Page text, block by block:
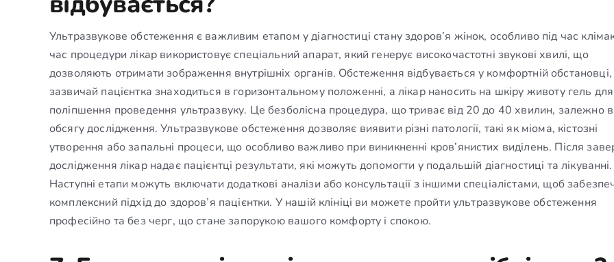
Ультразвукове обстеження є важливим етапом у діагностиці стану здоров’я жінок, особливо під час
час процедури лікар використовує спеціальний апарат, який генерує високочастотні звукові хвилі, що
дозволяють отримати зображення внутрішніх органів. Обстеження відбувається у комфортній обстановці,
зазвичай пацієнтка знаходиться в горизонтальному положенні, а лікар наносить на шкіру животу гель для
поліпшення проведення ультразвуку. Це безболісна процедура, що триває від 20 до 40 хвилин, залежно
обсягу дослідження. Ультразвукове обстеження дозволяє виявити різні патології, такі як міома, кістозні
утворення або запальні процеси, що особливо важливо при виникненні кров’янистих виділень. Після
дослідження лікар надає пацієнтці результати, які можуть допомогти у подальшій діагностиці та лікуванні.
Наступні етапи можуть включати додаткові аналізи або консультації з іншими спеціалістами, щоб
комплексний підхід до здоров’я пацієнтки. У нашій клініці ви можете пройти ультразвукове обстеження
професійно та без черг, що стане запорукою вашого комфорту і спокою.